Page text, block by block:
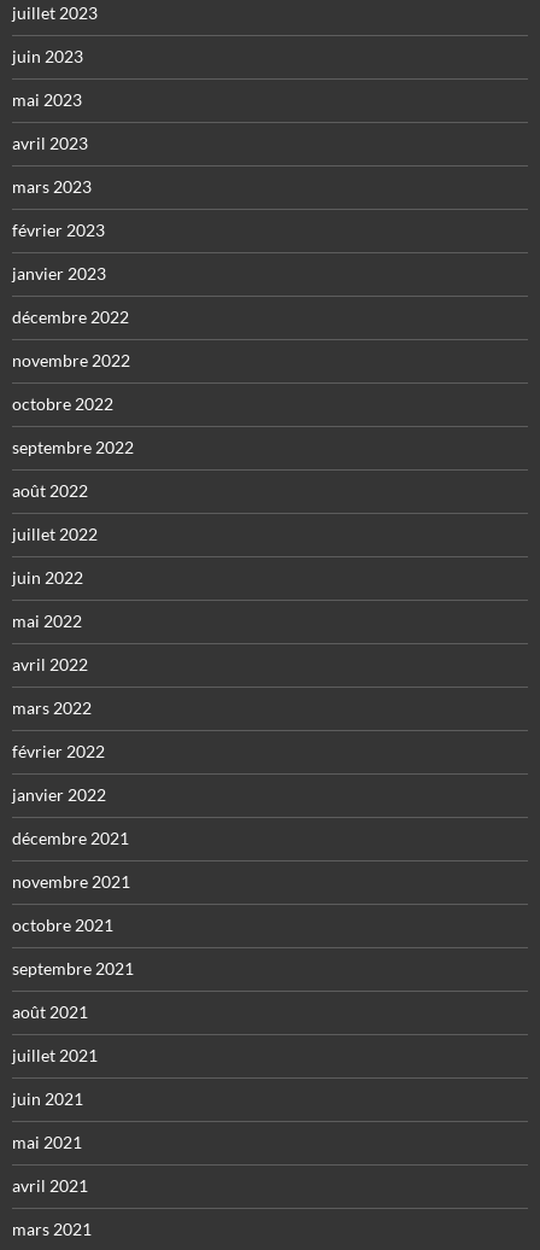
juillet 2023
juin 2023
mai 2023
avril 2023
mars 2023
février 2023
janvier 2023
décembre 2022
novembre 2022
octobre 2022
septembre 2022
août 2022
juillet 2022
juin 2022
mai 2022
avril 2022
mars 2022
février 2022
janvier 2022
décembre 2021
novembre 2021
octobre 2021
septembre 2021
août 2021
juillet 2021
juin 2021
mai 2021
avril 2021
mars 2021